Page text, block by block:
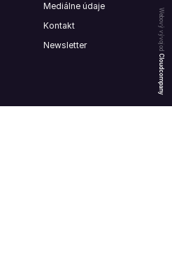
Webový vývoj od
Cloudcompany
Mediálne údaje
Kontakt
Newsletter